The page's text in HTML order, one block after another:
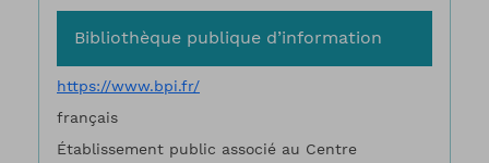
Bibliothèque publique d’information
https://www.bpi.fr/
français
Établissement public associé au Centre